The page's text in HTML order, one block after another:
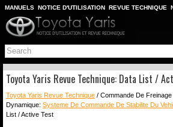
MANUELS NOTICE D'UTILISATION REVUE TECHNIQUE
PLAN DU SITE
CHERCHER
Toyota Yaris Revue Technique: Data List /
Toyota Yaris Revue Technique / Commande De
Dynamique: Systeme De Commande De Stabilite Du
List / Active Test